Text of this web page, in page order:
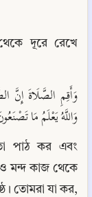
দূরে রেখে
وَاللَّهُ يَعْلَمُ مَا
পাঠ কর এবং
ও মন্দ কাজ থেকে
তোমরা যা কর,